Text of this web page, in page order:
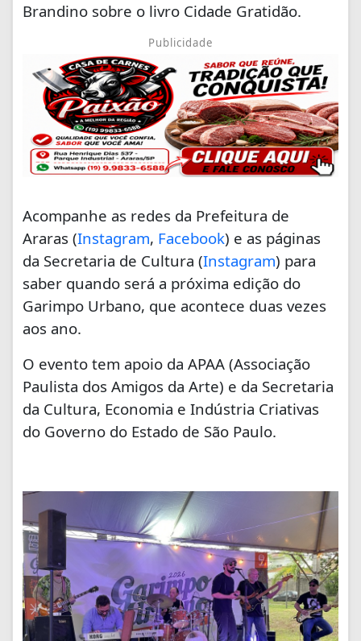
Brandino sobre o livro Cidade Gratidão.
Publicidade
Acompanhe as redes da Prefeitura de
Araras (Instagram, Facebook) e as páginas
da Secretaria de Cultura (Instagram) para
saber quando será a próxima edição do
Garimpo Urbano, que acontece duas vezes
aos ano.
O evento tem apoio da APAA (Associação
Paulista dos Amigos da Arte) e da Secretaria
da Cultura, Economia e Indústria Criativas
do Governo do Estado de São Paulo.